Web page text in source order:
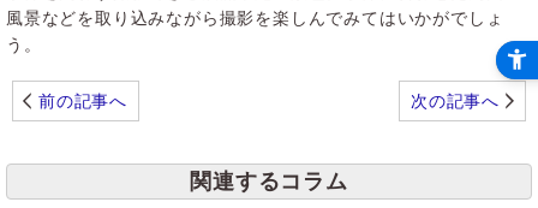
風景などを取り込みながら撮影を楽しんでみてはいかがでしょ
う。
前の記事へ 次の記事へ
関連するコラム